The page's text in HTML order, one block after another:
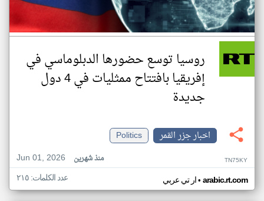
روسيا توسع حضورها الدبلوماسي في
إفريقيا بافتتاح ممثليات في 4 دول
جديدة
اخبار جزر القمر
Politics
Jun 01, 2026
منذ شهرين TN75KY
ار تي عربي• arabic.rt.com عدد الكلمات: ٢١٥